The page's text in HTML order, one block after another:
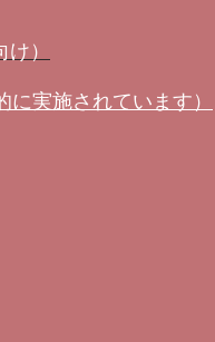
）
実施されています）